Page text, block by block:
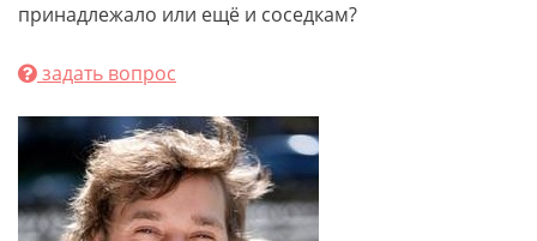
принадлежало или ещё и соседкам?
задать вопрос